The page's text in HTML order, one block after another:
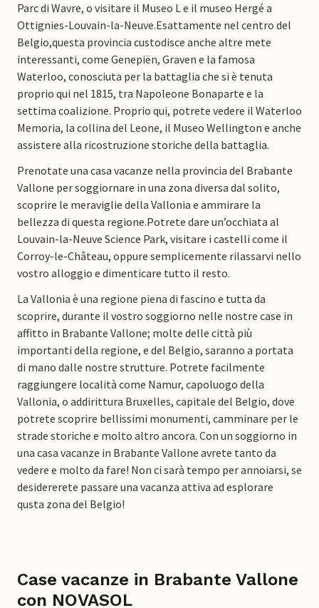
Parc di Wavre, o visitare il Museo L e il museo Hergé a
Ottignies-Louvain-la-Neuve.Esattamente nel centro del
Belgio,questa provincia custodisce anche altre mete
interessanti, come Genepiën, Graven e la famosa
Waterloo, conosciuta per la battaglia che si è tenuta
proprio qui nel 1815, tra Napoleone Bonaparte e la
settima coalizione. Proprio qui, potrete vedere il Waterloo
Memoria, la collina del Leone, il Museo Wellington e anche
assistere alla ricostruzione storiche della battaglia.
Prenotate una casa vacanze nella provincia del Brabante
Vallone per soggiornare in una zona diversa dal solito,
scoprire le meraviglie della Vallonia e ammirare la
bellezza di questa regione.Potrete dare un’occhiata al
Louvain-la-Neuve Science Park, visitare i castelli come il
Corroy-le-Château, oppure semplicemente rilassarvi nello
vostro alloggio e dimenticare tutto il resto.
La Vallonia è una regione piena di fascino e tutta da
scoprire, durante il vostro soggiorno nelle nostre case in
affitto in Brabante Vallone; molte delle città più
importanti della regione, e del Belgio, saranno a portata
di mano dalle nostre strutture. Potrete facilmente
raggiungere località come Namur, capoluogo della
Vallonia, o addirittura Bruxelles, capitale del Belgio, dove
potrete scoprire bellissimi monumenti, camminare per le
strade storiche e molto altro ancora. Con un soggiorno in
una casa vacanze in Brabante Vallone avrete tanto da
vedere e molto da fare! Non ci sarà tempo per annoiarsi, se
desidererete passare una vacanza attiva ad esplorare
qusta zona del Belgio!
Case vacanze in Brabante Vallone
con NOVASOL